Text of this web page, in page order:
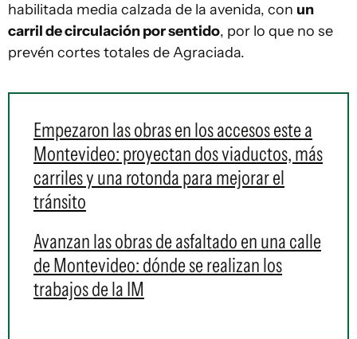
habilitada media calzada de la avenida, con un
carril de circulación por sentido, por lo que no se
prevén cortes totales de Agraciada.
Empezaron las obras en los accesos este a
Montevideo: proyectan dos viaductos, más
carriles y una rotonda para mejorar el
tránsito
Avanzan las obras de asfaltado en una calle
de Montevideo: dónde se realizan los
trabajos de la IM